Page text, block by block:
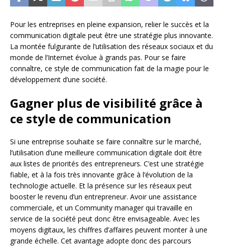
Pour les entreprises en pleine expansion, relier le succès et la
communication digitale peut être une stratégie plus innovante.
La montée fulgurante de l’utilisation des réseaux sociaux et du
monde de l’Internet évolue à grands pas. Pour se faire
connaître, ce style de communication fait de la magie pour le
développement d’une société.
Gagner plus de visibilité grâce à
ce style de communication
Si une entreprise souhaite se faire connaître sur le marché,
l’utilisation d’une meilleure communication digitale doit être
aux listes de priorités des entrepreneurs. C’est une stratégie
fiable, et à la fois très innovante grâce à l’évolution de la
technologie actuelle. Et la présence sur les réseaux peut
booster le revenu d’un entrepreneur. Avoir une assistance
commerciale, et un Community manager qui travaille en
service de la société peut donc être envisageable. Avec les
moyens digitaux, les chiffres d’affaires peuvent monter à une
grande échelle. Cet avantage adopte donc des parcours